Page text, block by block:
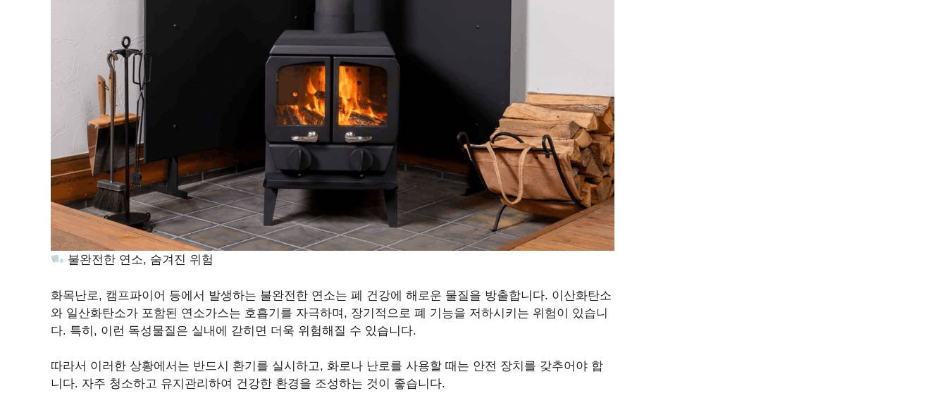
불완전한 연소, 숨겨진 위험
화목난로, 캠프파이어 등에서 발생하는 불완전한 연소는 폐 건강에 해로운 물질을 방출합니다. 이산화탄소
와 일산화탄소가 포함된 연소가스는 호흡기를 자극하며, 장기적으로 폐 기능을 저하시키는 위험이 있습니
다. 특히, 이런 독성물질은 실내에 갇히면 더욱 위험해질 수 있습니다.
따라서 이러한 상황에서는 반드시 환기를 실시하고, 화로나 난로를 사용할 때는 안전 장치를 갖추어야 합
니다. 자주 청소하고 유지관리하여 건강한 환경을 조성하는 것이 좋습니다.